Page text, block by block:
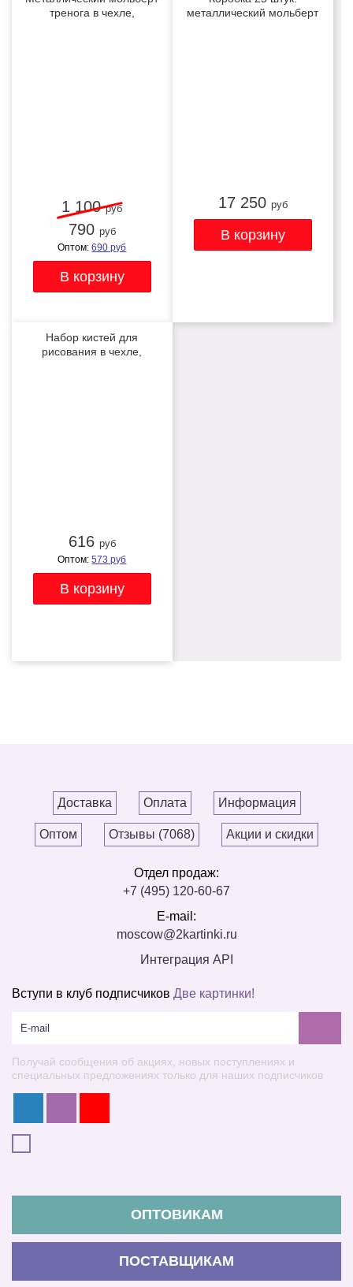
тренога в чехле,
1 100руб
790 руб
Оптом:690 руб
металлический мольберт
17 250 руб
Набор кистей для
рисования в чехле,
616 руб
Оптом:573 руб
Доставка Оплата Информация
Оптом Отзывы (7068) Акции и скидки
Отдел продаж:
+7 (495) 120-60-67
E-mail:
moscow@2kartinki.ru
Интеграция API
Вступи в клуб подписчиков Две картинки!
Получай сообщения об акциях, новых поступлениях и
специальных предложениях только для наших подписчиков
ОПТОВИКАМ
ПОСТАВЩИКАМ